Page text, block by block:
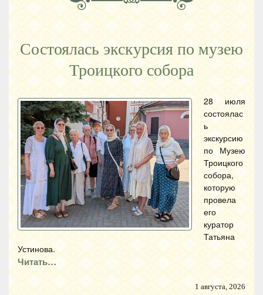
Состоялась экскурсия по музею
Троицкого собора
28 июля
состоялас
ь
экскурсию
по Музею
Троицкого
собора,
которую
провела
его
куратор
Татьяна
Устинова.
Читать…
1 августа, 2026